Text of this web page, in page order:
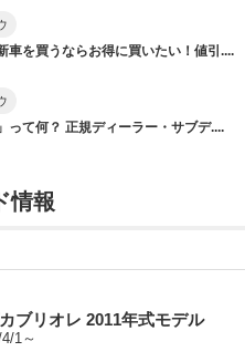
車を買うならお得に買いたい！値引....
って何？ 正規ディーラー・サブデ....
情報
ブリオレ 2011年式モデル
1～